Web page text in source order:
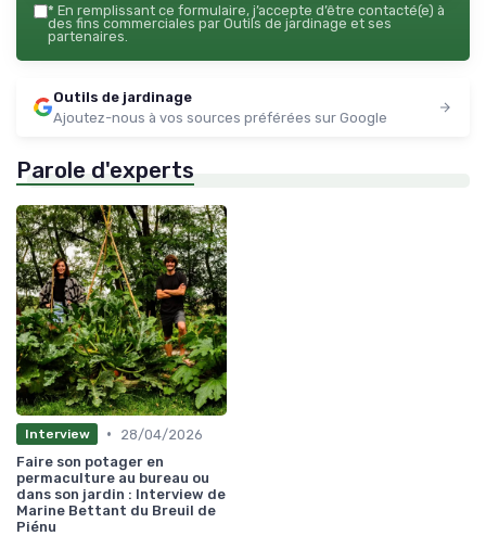
* En remplissant ce formulaire, j’accepte d’être contacté(e) à
des fins commerciales par Outils de jardinage et ses
partenaires.
Outils de jardinage
Ajoutez-nous à vos sources préférées sur Google
Parole d'experts
Interview •
28/04/2026
Faire son potager en
permaculture au bureau ou
dans son jardin : Interview de
Marine Bettant du Breuil de
Piénu